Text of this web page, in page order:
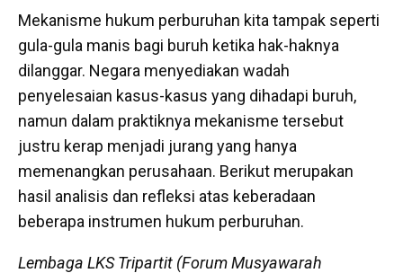
Mekanisme hukum perburuhan kita tampak seperti
gula-gula manis bagi buruh ketika hak-haknya
dilanggar. Negara menyediakan wadah
penyelesaian kasus-kasus yang dihadapi buruh,
namun dalam praktiknya mekanisme tersebut
justru kerap menjadi jurang yang hanya
memenangkan perusahaan. Berikut merupakan
hasil analisis dan refleksi atas keberadaan
beberapa instrumen hukum perburuhan.
Lembaga LKS Tripartit (Forum Musyawarah